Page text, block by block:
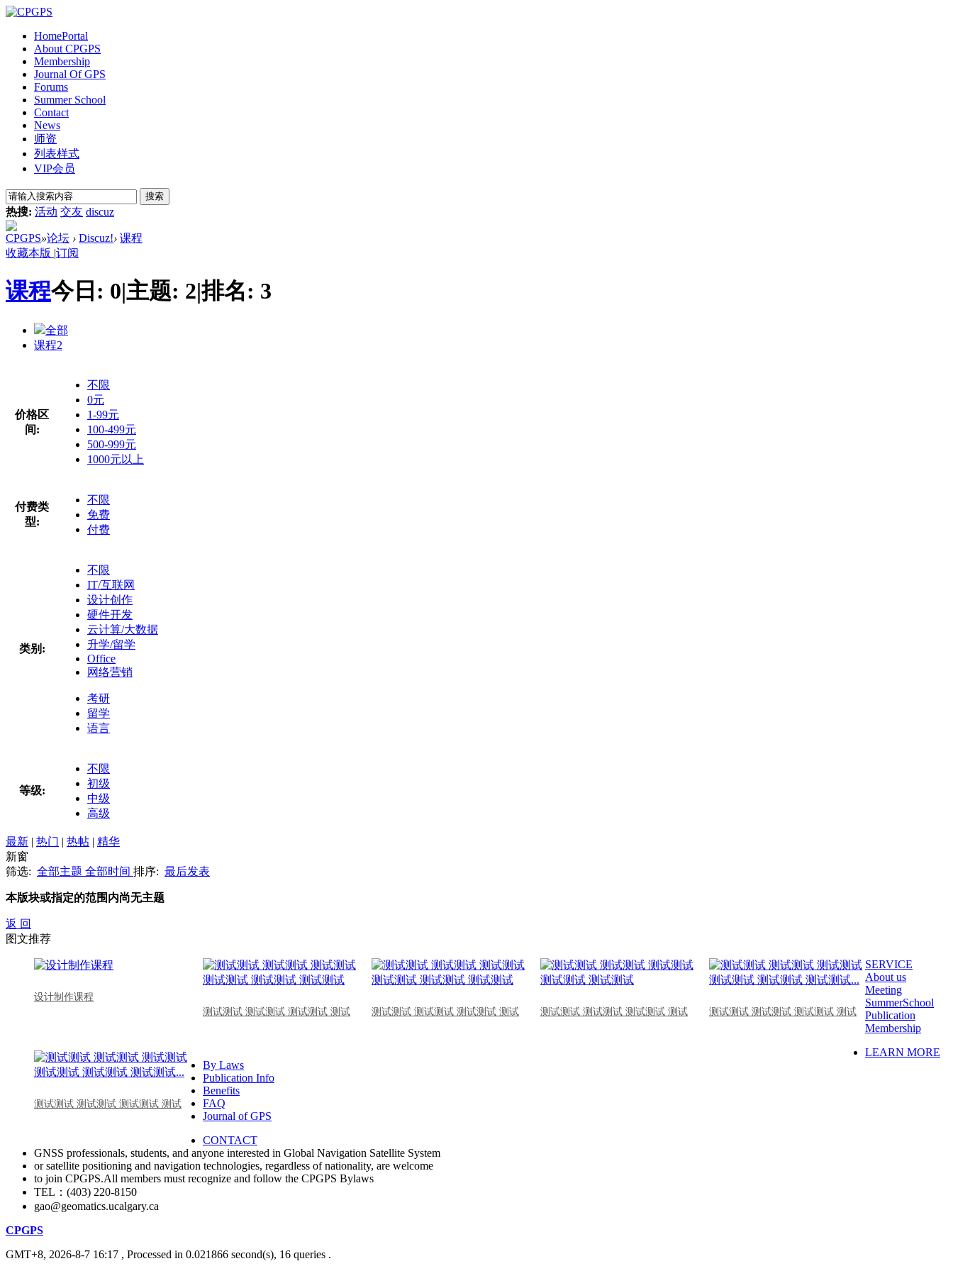
HomePortal
About CPGPS
Membership
Journal Of GPS
Forums
Summer School
Contact
News
师资
列表样式
VIP会员
搜索
热搜: 活动 交友 discuz
CPGPS»论坛 › Discuz!› 课程
收藏本版 |订阅
课程今日: 0|主题: 2|排名: 3
全部
课程2
价格区
间:
不限
0元
1-99元
100-499元
500-999元
1000元以上
付费类
型:
不限
免费
付费
类别:
不限
IT/互联网
设计创作
硬件开发
云计算/大数据
升学/留学
Office
网络营销
考研
留学
语言
等级:
不限
初级
中级
高级
最新 | 热门 | 热帖 | 精华
新窗
筛选: 全部主题 全部时间 排序: 最后发表
本版块或指定的范围内尚无主题
返 回
图文推荐
设计制作课程
测试测试 测试测试 测试测试 测试
测试测试 测试测试 测试测试 测试 测试测试 测试测试 测试测试 测试 测试测试 测试测试 测试测试 测试
测试测试 测试测试 测试测试 测试
SERVICE
About us
Meeting
SummerSchool
Publication
Membership
LEARN MORE
By Laws
Publication Info
Benefits
FAQ
Journal of GPS
CONTACT
GNSS professionals, students, and anyone interested in Global Navigation Satellite System
or satellite positioning and navigation technologies, regardless of nationality, are welcome
to join CPGPS.All members must recognize and follow the CPGPS Bylaws
TEL：(403) 220-8150
gao@geomatics.ucalgary.ca
CPGPS
GMT+8, 2026-8-7 16:17 , Processed in 0.021866 second(s), 16 queries .